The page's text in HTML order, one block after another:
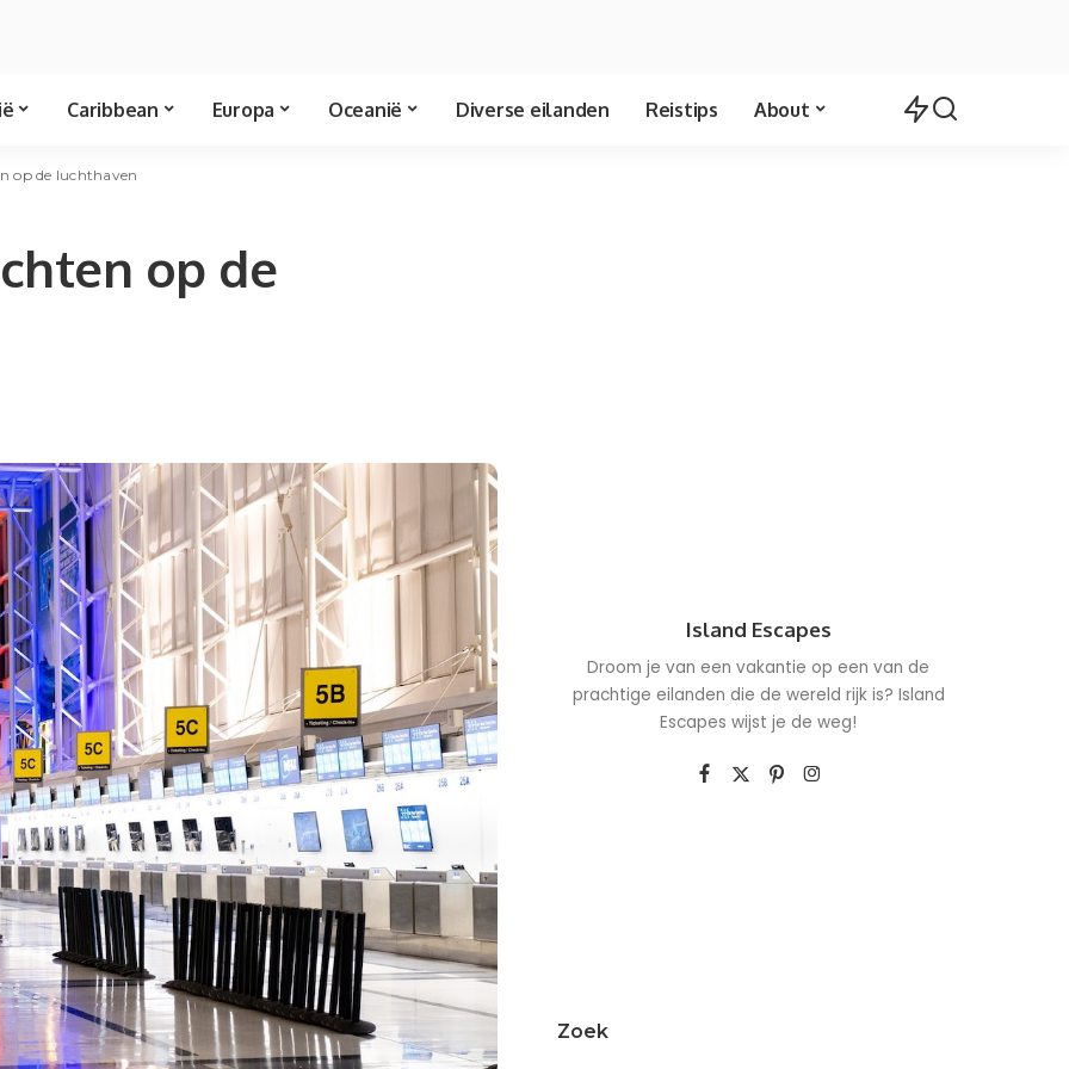
Caribbean Europa Oceanië Diverse eilanden Reistips About
op de luchthaven
op de
Island Escapes
Droom je van een vakantie op een van de
prachtige eilanden die de wereld rijk is? Island
Escapes wijst je de weg!
Zoek